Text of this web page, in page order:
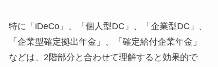
特に「iDeCo」、「個人型DC」、「企業型DC」、
「企業型確定拠出年金」、「確定給付企業年金」
などは、2階部分と合わせて理解すると効果的で